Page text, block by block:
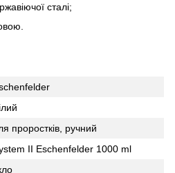
сталі;
проростків, ручний
II Eschenfelder 1000 ml